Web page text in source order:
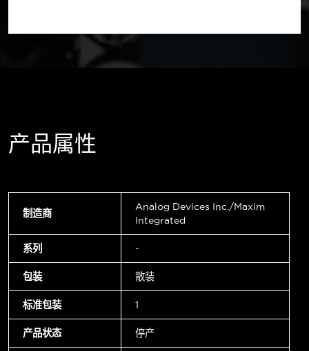
产品属性
制造商
Analog Devices Inc./Maxim
Integrated
系列 -
包装 散装
标准包装 1
产品状态 停产